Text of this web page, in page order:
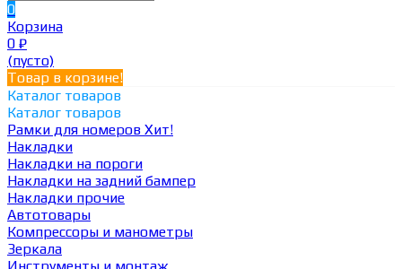
0
Корзина
0 ₽
(пусто)
Товар в корзине!
Каталог товаров
Каталог товаров
Рамки для номеров Хит!
Накладки
Накладки на пороги
Накладки на задний бампер
Накладки прочие
Автотовары
Компрессоры и манометры
Зеркала